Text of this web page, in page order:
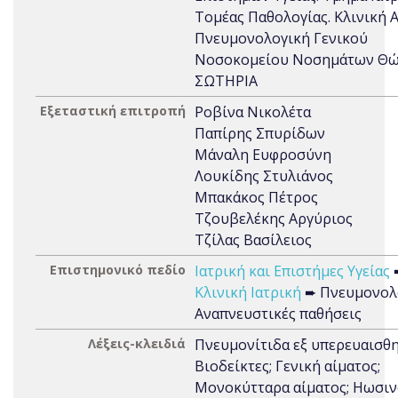
Τομέας Παθολογίας. Κλινική
Πνευμονολογική Γενικού
Νοσοκομείου Νοσημάτων
ΣΩΤΗΡΙΑ
Εξεταστική επιτροπή
Ροβίνα Νικολέτα
Παπίρης Σπυρίδων
Μάναλη Ευφροσύνη
Λουκίδης Στυλιάνος
Μπακάκος Πέτρος
Τζουβελέκης Αργύριος
Τζίλας Βασίλειος
Επιστημονικό πεδίο Ιατρική και Επιστήμες Υγείας
Κλινική Ιατρική ➨
Αναπνευστικές παθήσεις
Λέξεις-κλειδιά
Πνευμονίτιδα εξ
Βιοδείκτες; Γενική αίματος;
Μονοκύτταρα αίματος;